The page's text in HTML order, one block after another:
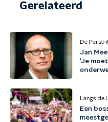
Gerelateerd
De
Jan
'Je
Langs de
Een